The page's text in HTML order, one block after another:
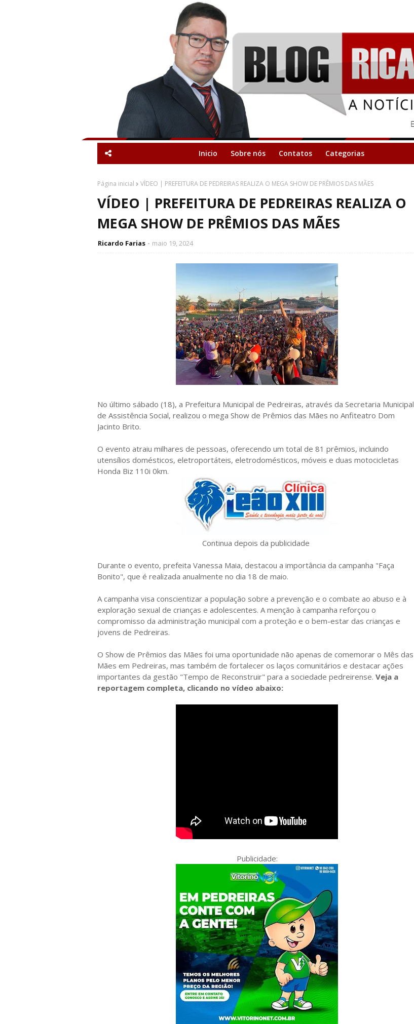
Inicio Sobre nós Contatos Categorias
Página inicial VÍDEO | PREFEITURA DE PEDREIRAS REALIZA O MEGA SHOW DE PRÊMIOS DAS MÃES
VÍDEO | PREFEITURA DE PEDREIRAS REALIZA O
MEGA SHOW DE PRÊMIOS DAS MÃES
Ricardo Farias maio 19, 2024
No último sábado (18), a Prefeitura Municipal de Pedreiras, através da Secretaria Municipal
de Assistência Social, realizou o mega Show de Prêmios das Mães no Anfiteatro Dom
Jacinto Brito.
O evento atraiu milhares de pessoas, oferecendo um total de 81 prêmios, incluindo
utensílios domésticos, eletroportáteis, eletrodomésticos, móveis e duas motocicletas
Honda Biz 110i 0km.
Continua depois da publicidade
Durante o evento, prefeita Vanessa Maia, destacou a importância da campanha "Faça
Bonito", que é realizada anualmente no dia 18 de maio.
A campanha visa conscientizar a população sobre a prevenção e o combate ao abuso e à
exploração sexual de crianças e adolescentes. A menção à campanha reforçou o
compromisso da administração municipal com a proteção e o bem-estar das crianças e
jovens de Pedreiras.
O Show de Prêmios das Mães foi uma oportunidade não apenas de comemorar o Mês das
Mães em Pedreiras, mas também de fortalecer os laços comunitários e destacar ações
importantes da gestão "Tempo de Reconstruir" para a sociedade pedreirense. Veja a
reportagem completa, clicando no vídeo abaixo:
Publicidade: